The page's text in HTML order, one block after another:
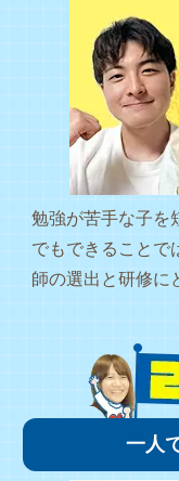
勉強が苦手な子を
でもできることで
師の選出と研修に
一人